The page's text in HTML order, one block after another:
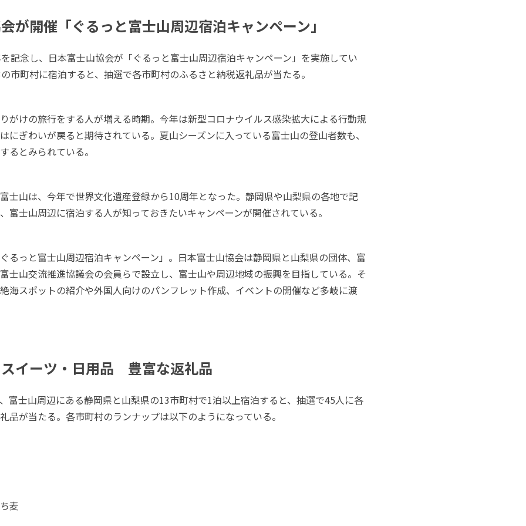
が開催「ぐるっと富士山周辺宿泊キャンペーン」
記念し、日本富士山協会が「ぐるっと富士山周辺宿泊キャンペーン」を実施してい
市町村に宿泊すると、抽選で各市町村のふるさと納税返礼品が当たる。
がけの旅行をする人が増える時期。今年は新型コロナウイルス感染拡大による行動規
にぎわいが戻ると期待されている。夏山シーズンに入っている富士山の登山者数も、
るとみられている。
士山は、今年で世界文化遺産登録から10周年となった。静岡県や山梨県の各地で記
富士山周辺に宿泊する人が知っておきたいキャンペーンが開催されている。
るっと富士山周辺宿泊キャンペーン」。日本富士山協会は静岡県と山梨県の団体、富
士山交流推進協議会の会員らで設立し、富士山や周辺地域の振興を目指している。そ
海スポットの紹介や外国人向けのパンフレット作成、イベントの開催など多岐に渡
イーツ・日用品 豊富な返礼品
富士山周辺にある静岡県と山梨県の13市町村で1泊以上宿泊すると、抽選で45人に各
品が当たる。各市町村のランナップは以下のようになっている。
麦